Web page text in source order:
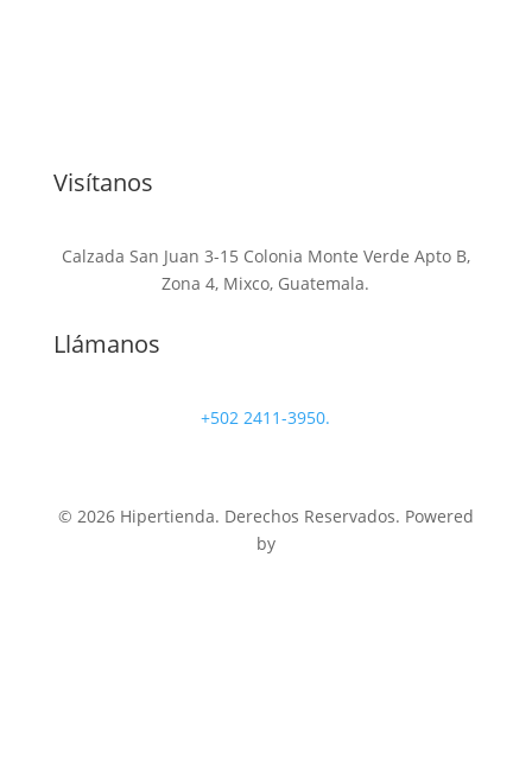
Visítanos
Calzada San Juan 3-15 Colonia Monte Verde Apto B,
Zona 4, Mixco, Guatemala.
Llámanos
+502 2411-3950.
© 2026 Hipertienda. Derechos Reservados. Powered
by